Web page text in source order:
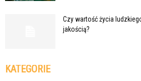
Czy wartość życia
jakością?
KATEGORIE